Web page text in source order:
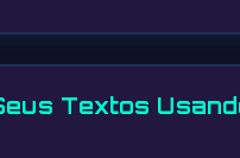
Textos